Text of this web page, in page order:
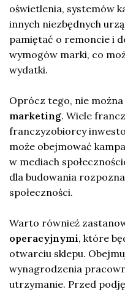
oświetlenia, systemów
innych niezbędnych
pamiętać o remoncie i
wymogów marki, co
wydatki.
Oprócz tego, nie
marketing. Wiele
franczyzobiorcy
może obejmować
w mediach
dla budowania
społeczności.
Warto również
operacyjnymi, które
otwarciu sklepu.
wynagrodzenia
utrzymanie. Przed